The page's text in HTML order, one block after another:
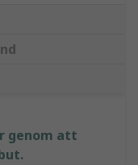
genom att